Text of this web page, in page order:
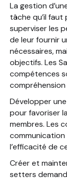
La gestion
tâche qu’il faut
superviser les
de leur fournir
nécessaires,
objectifs. Les
compétences
Développer
pour favoriser
membres. Les
l’efficacité de
Créer et
setters